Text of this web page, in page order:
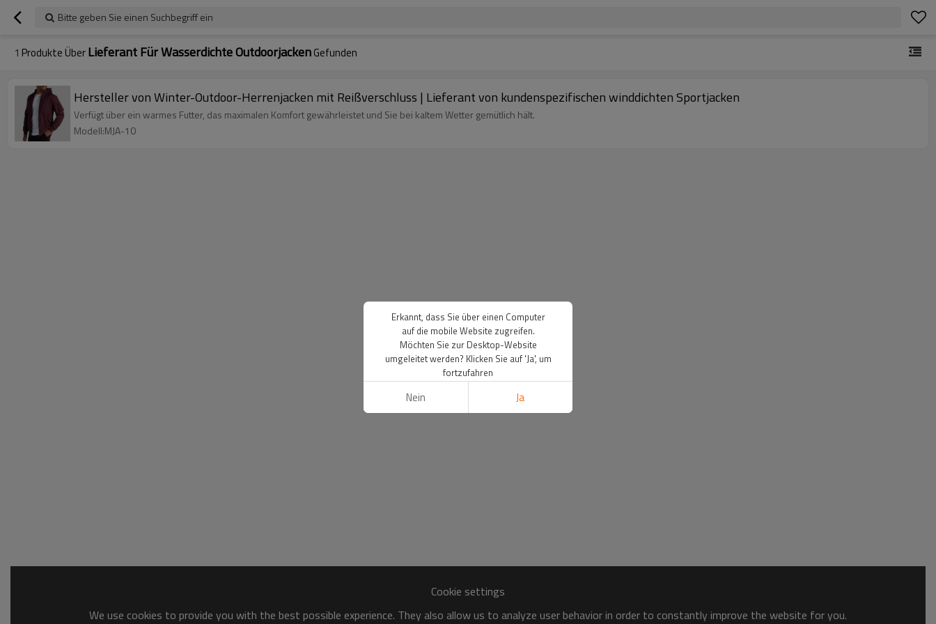
Bitte geben Sie einen Suchbegriff ein
1 Produkte ÜberLieferant Für Wasserdichte OutdoorjackenGefunden
Hersteller von Winter-Outdoor-Herrenjacken mit Reißverschluss | Lieferant von kundenspezifischen winddichten Sportjacken
Verfügt über ein warmes Futter, das maximalen Komfort gewährleistet und Sie bei kaltem Wetter gemütlich hält.
Modell:MJA-10
Cookie settings
We use cookies to provide you with the best possible experience. They also allow us to analyze user behavior in order to constantly improve the website for you.
Erkannt, dass Sie über einen Computer
auf die mobile Website zugreifen.
Möchten Sie zur Desktop-Website
umgeleitet werden? Klicken Sie auf 'Ja', um
fortzufahren
Nein Ja